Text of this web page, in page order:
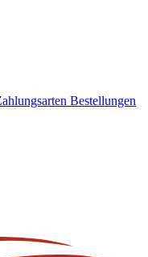
Bestellungen